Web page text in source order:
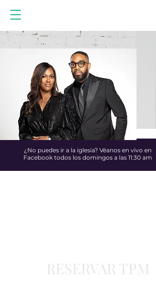
¿No puedes ir a la iglesia? Véanos en vivo en
Facebook todos los domingos a las 11:30 am
RESERVAR TPM